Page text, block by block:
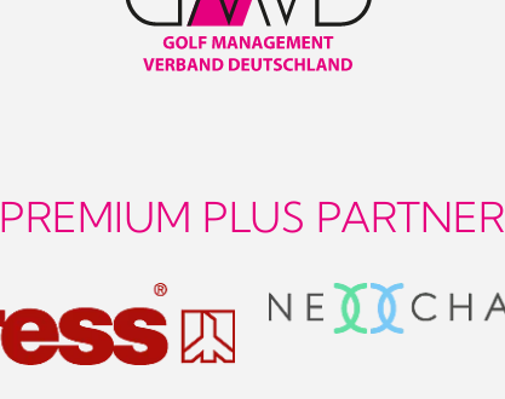
PREMIUM PLUS PARTNER